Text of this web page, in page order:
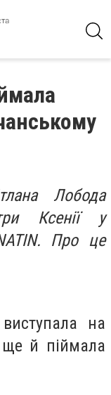
Лобода
Ксенії у
Про це
на
ще й піймала